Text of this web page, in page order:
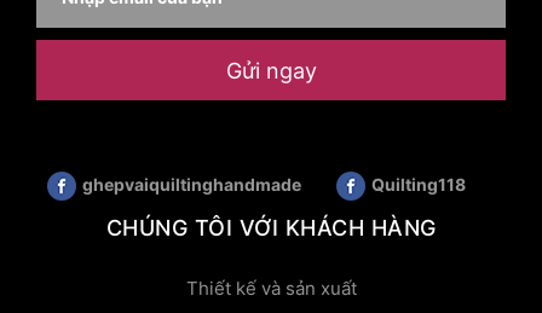
Gửi ngay
ghepvaiquiltinghandmade Quilting118
CHÚNG TÔI VỚI KHÁCH HÀNG
Thiết kế và sản xuất